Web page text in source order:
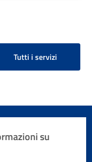
Tutti i servizi
su